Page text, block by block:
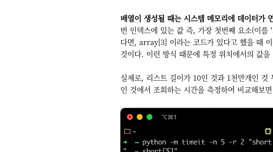
배열이 생성될 때는 시스템 메모리에 데이터가
번 인덱스에 있는 값 즉, 가장 첫번째 요소(이
다면, array[3] 이라는 코드가 있다고 했을 때
것이다. 이런 방식 때문에 특정 위치에서의 값
실제로, 리스트 길이가 10인 것과 1천만개인
인 것에서 조회하는 시간을 측정하여 비교해보